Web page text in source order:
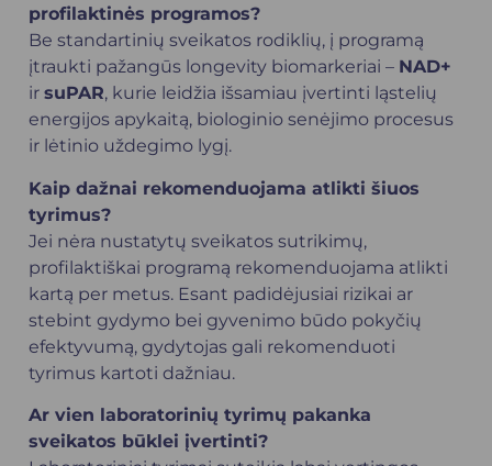
profilaktinės programos?
Be standartinių sveikatos rodiklių, į programą
įtraukti pažangūs longevity biomarkeriai – NAD+
ir suPAR, kurie leidžia išsamiau įvertinti ląstelių
energijos apykaitą, biologinio senėjimo procesus
ir lėtinio uždegimo lygį.
Kaip dažnai rekomenduojama atlikti šiuos
tyrimus?
Jei nėra nustatytų sveikatos sutrikimų,
profilaktiškai programą rekomenduojama atlikti
kartą per metus. Esant padidėjusiai rizikai ar
stebint gydymo bei gyvenimo būdo pokyčių
efektyvumą, gydytojas gali rekomenduoti
tyrimus kartoti dažniau.
Ar vien laboratorinių tyrimų pakanka
sveikatos būklei įvertinti?